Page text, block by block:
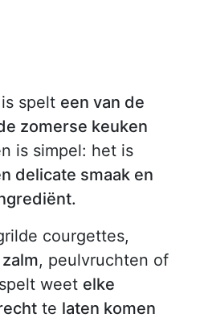
spelt een van de
zomerse keuken
is simpel: het is
delicate smaak en
courgettes,
zalm, peulvruchten of
weet elke
te laten komen